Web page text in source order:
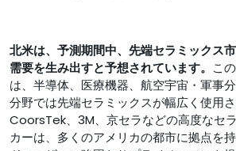
北米は、予測期間中、先端セラミックス
需要を生み出すと予想されています。 こ
は、半導体、医療機器、航空宇宙・軍事
分野では先端セラミックスが幅広く使用さ
CoorsTek、3M、京セラなどの高度なセ
カーは、多くのアメリカの都市に拠点を